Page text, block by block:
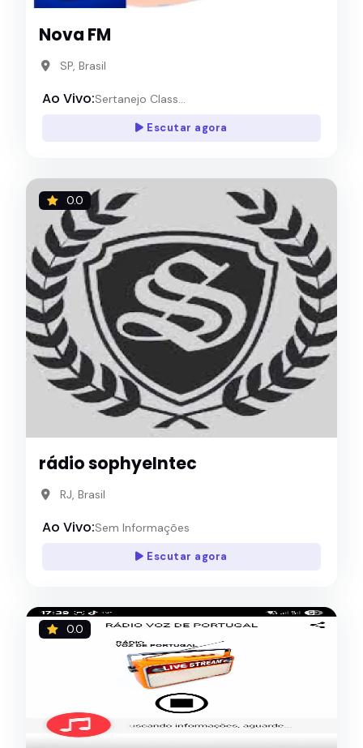
Nova FM
SP, Brasil
Ao Vivo:Sertanejo Class...
Escutar agora
0.0
rádio sophyeIntec
RJ, Brasil
Ao Vivo:Sem Informações
Escutar agora
0.0